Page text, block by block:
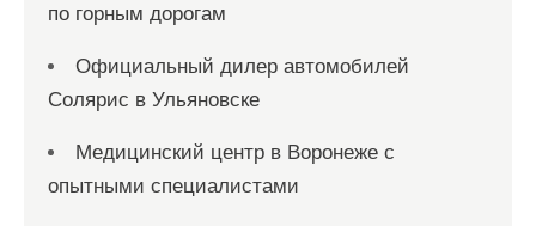
по горным дорогам
Официальный дилер автомобилей
Солярис в Ульяновске
Медицинский центр в Воронеже с
опытными специалистами